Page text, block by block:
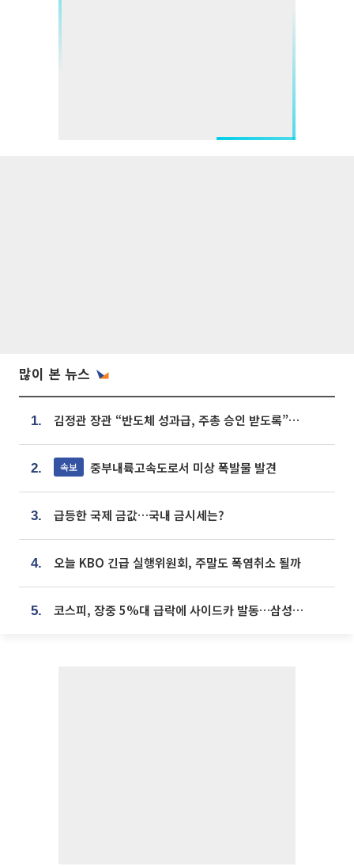
많이 본 뉴스
1. 김정관 장관 “반도체 성과급, 주총 승인 받도록”…상법·자본시장법 개정 시사
2. 속보 중부내륙고속도로서 미상 폭발물 발견
3. 급등한 국제 금값…국내 금시세는?
4. 오늘 KBO 긴급 실행위원회, 주말도 폭염취소 될까
5. 코스피, 장중 5%대 급락에 사이드카 발동…삼성·SK 동반 폭락